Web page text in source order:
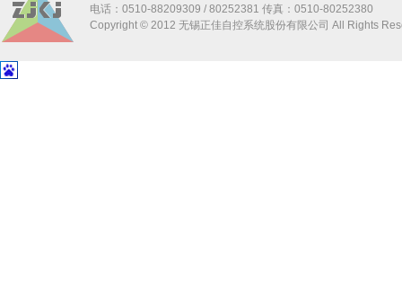
电话：0510-88209309 / 80252381 传真：0510-80252380
Copyright © 2012 无锡正佳自控系统股份有限公司 All Rights